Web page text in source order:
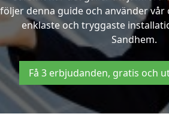
följer denna guide och använder
enklaste och tryggaste
Sandhem.
Få 3 erbjudanden, gratis och